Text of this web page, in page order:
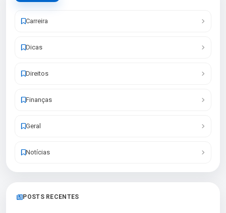
Carreira
Dicas
Direitos
Finanças
Geral
Notícias
POSTS RECENTES